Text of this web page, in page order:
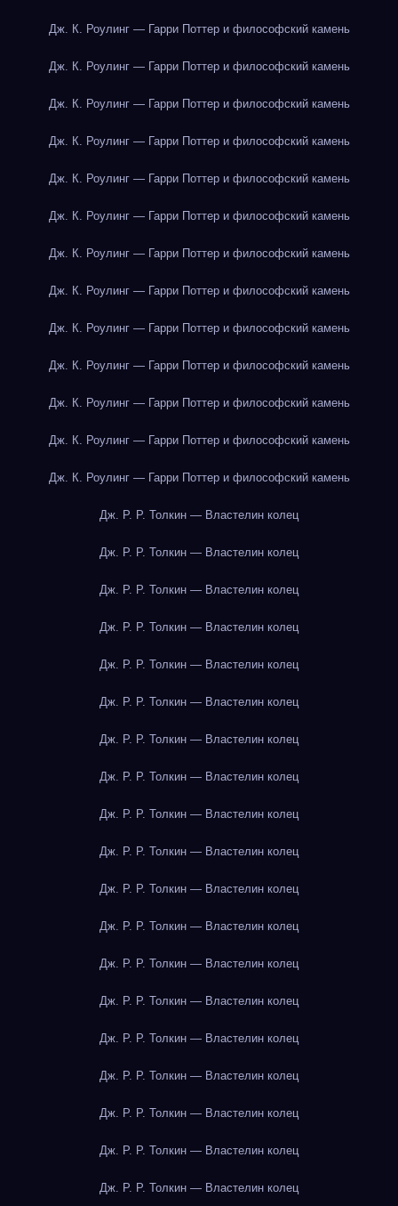
Дж. К. Роулинг — Гарри Поттер и философский камень
Дж. К. Роулинг — Гарри Поттер и философский камень
Дж. К. Роулинг — Гарри Поттер и философский камень
Дж. К. Роулинг — Гарри Поттер и философский камень
Дж. К. Роулинг — Гарри Поттер и философский камень
Дж. К. Роулинг — Гарри Поттер и философский камень
Дж. К. Роулинг — Гарри Поттер и философский камень
Дж. К. Роулинг — Гарри Поттер и философский камень
Дж. К. Роулинг — Гарри Поттер и философский камень
Дж. К. Роулинг — Гарри Поттер и философский камень
Дж. К. Роулинг — Гарри Поттер и философский камень
Дж. К. Роулинг — Гарри Поттер и философский камень
Дж. К. Роулинг — Гарри Поттер и философский камень
Дж. Р. Р. Толкин — Властелин колец
Дж. Р. Р. Толкин — Властелин колец
Дж. Р. Р. Толкин — Властелин колец
Дж. Р. Р. Толкин — Властелин колец
Дж. Р. Р. Толкин — Властелин колец
Дж. Р. Р. Толкин — Властелин колец
Дж. Р. Р. Толкин — Властелин колец
Дж. Р. Р. Толкин — Властелин колец
Дж. Р. Р. Толкин — Властелин колец
Дж. Р. Р. Толкин — Властелин колец
Дж. Р. Р. Толкин — Властелин колец
Дж. Р. Р. Толкин — Властелин колец
Дж. Р. Р. Толкин — Властелин колец
Дж. Р. Р. Толкин — Властелин колец
Дж. Р. Р. Толкин — Властелин колец
Дж. Р. Р. Толкин — Властелин колец
Дж. Р. Р. Толкин — Властелин колец
Дж. Р. Р. Толкин — Властелин колец
Дж. Р. Р. Толкин — Властелин колец